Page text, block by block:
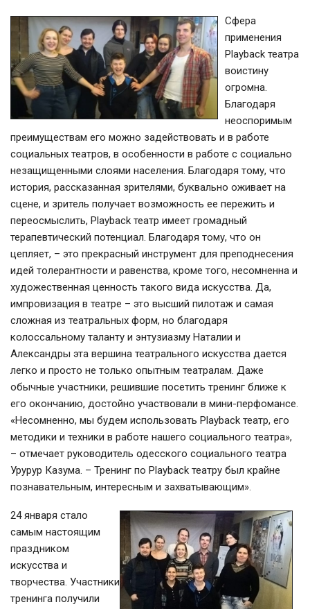
Сфера
применения
Playback театра
воистину
огромна.
Благодаря
неоспоримым
преимуществам его можно задействовать и в работе
социальных театров, в особенности в работе с социально
незащищенными слоями населения. Благодаря тому, что
история, рассказанная зрителями, буквально оживает на
сцене, и зритель получает возможность ее пережить и
переосмыслить, Playback театр имеет громадный
терапевтический потенциал. Благодаря тому, что он
цепляет, – это прекрасный инструмент для преподнесения
идей толерантности и равенства, кроме того, несомненна и
художественная ценность такого вида искусства. Да,
импровизация в театре – это высший пилотаж и самая
сложная из театральных форм, но благодаря
колоссальному таланту и энтузиазму Наталии и
Александры эта вершина театрального искусства дается
легко и просто не только опытным театралам. Даже
обычные участники, решившие посетить тренинг ближе к
его окончанию, достойно участвовали в мини-перфомансе.
«Несомненно, мы будем использовать Playback театр, его
методики и техники в работе нашего социального театра»,
– отмечает руководитель одесского социального театра
Урурур Казума. – Тренинг по Playback театру был крайне
познавательным, интересным и захватывающим».
24 января стало
самым настоящим
праздником
искусства и
творчества. Участники
тренинга получили